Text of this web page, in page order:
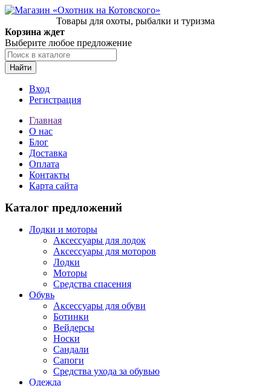
Товары для охоты, рыбалки и туризма
Корзина ждет
Выберите любое предложение
Найти
Вход
Регистрация
Главная
О нас
Блог
Доставка
Оплата
Контакты
Карта сайта
Каталог предложений
Лодки и моторы
Аксессуары для лодок
Аксессуары для моторов
Лодки
Моторы
Средства спасения
Обувь
Аксессуары для обуви
Ботинки
Вейдерсы
Носки
Сандали
Сапоги
Средства ухода за обувью
Одежда